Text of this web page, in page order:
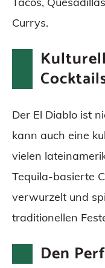
Currys.
Der El Diablo ist
kann auch eine
vielen
Tequila-basierte
verwurzelt und
traditionellen
Den